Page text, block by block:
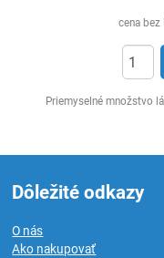
cena bez
Priemyselné množstvo
Dôležité odkazy
O nás
Ako nakupovať